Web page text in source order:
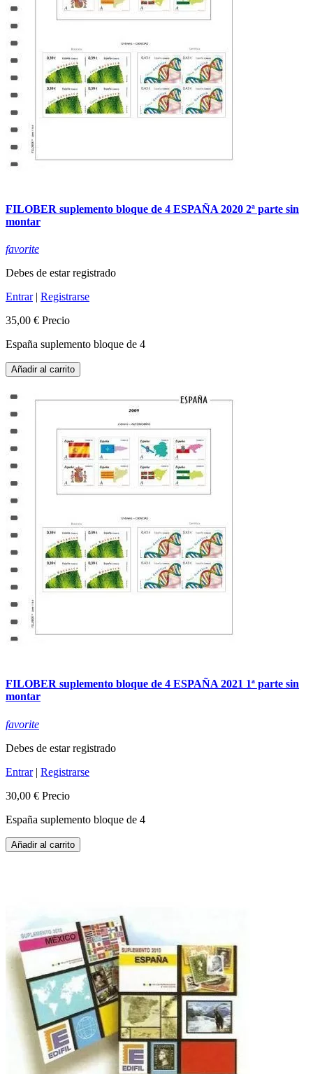
FILOBER suplemento bloque de 4 ESPAÑA 2020 2ª parte sin
montar
favorite
Debes de estar registrado
Entrar| Registrarse
35,00 € Precio
España suplemento bloque de 4
Añadir al carrito
FILOBER suplemento bloque de 4 ESPAÑA 2021 1ª parte sin
montar
favorite
Debes de estar registrado
Entrar| Registrarse
30,00 € Precio
España suplemento bloque de 4
Añadir al carrito